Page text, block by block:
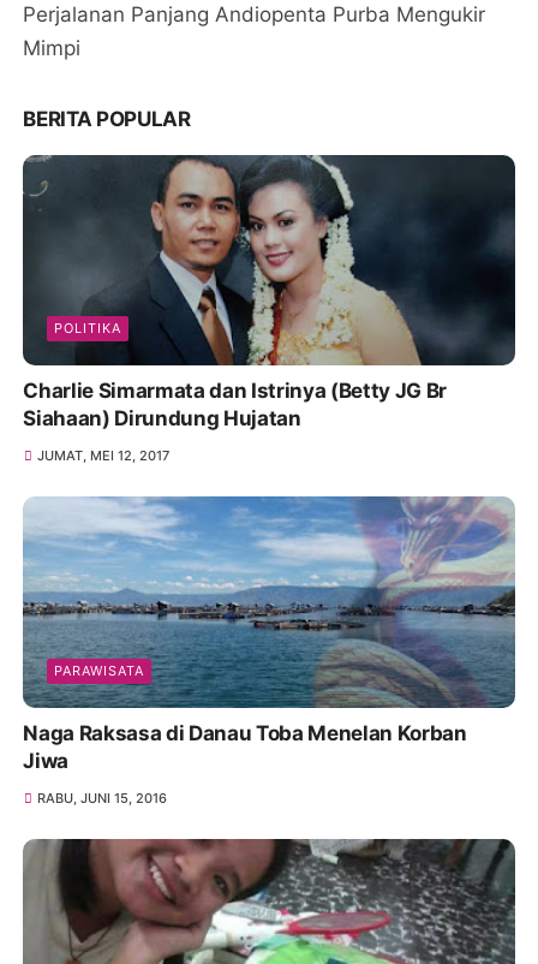
Perjalanan Panjang Andiopenta Purba Mengukir
Mimpi
BERITA POPULAR
POLITIKA
Charlie Simarmata dan Istrinya (Betty JG Br
Siahaan) Dirundung Hujatan
JUMAT, MEI 12, 2017
PARAWISATA
Naga Raksasa di Danau Toba Menelan Korban
Jiwa
RABU, JUNI 15, 2016